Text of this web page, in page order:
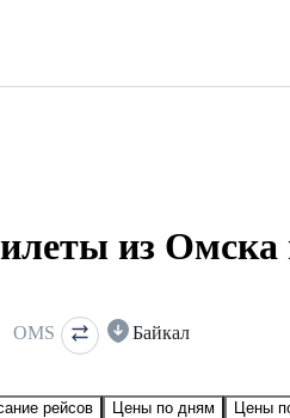
из Омска
OMS Байкал
рейсов Цены по дням Цены